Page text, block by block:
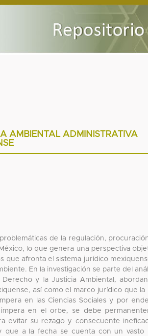
AMBIENTAL ADMINISTRATIVA
de la regulación,
lo que genera una perspectiva
que afronta el sistema jurídico
En la investigación se parte del
y la Justicia Ambiental,
así como el marco jurídico que la
en las Ciencias Sociales y por
en el orbe, se debe
evitar su rezago y consecuente
que a la fecha se cuenta con un vasto